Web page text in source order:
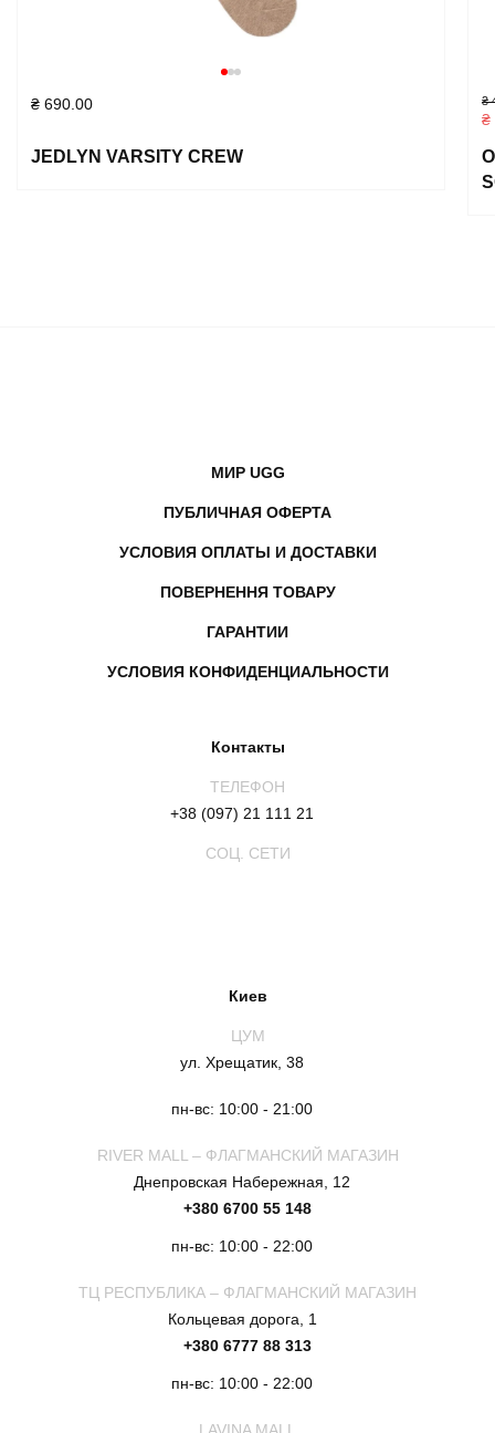
₴ 690.00
JEDLYN VARSITY CREW
₴
₴
МИР UGG
ПУБЛИЧНАЯ ОФЕРТА
УСЛОВИЯ ОПЛАТЫ И ДОСТАВКИ
ПОВЕРНЕННЯ ТОВАРУ
ГАРАНТИИ
УСЛОВИЯ КОНФИДЕНЦИАЛЬНОСТИ
Контакты
ТЕЛЕФОН
+38 (097) 21 111 21
СОЦ. СЕТИ
Киев
ЦУМ
ул. Хрещатик, 38
пн-вс: 10:00 - 21:00
RIVER MALL – ФЛАГМАНСКИЙ МАГАЗИН
Днепровская Набережная, 12
+380 6700 55 148
пн-вс: 10:00 - 22:00
ТЦ РЕСПУБЛИКА – ФЛАГМАНСКИЙ МАГАЗИН
Кольцевая дорога, 1
+380 6777 88 313
пн-вс: 10:00 - 22:00